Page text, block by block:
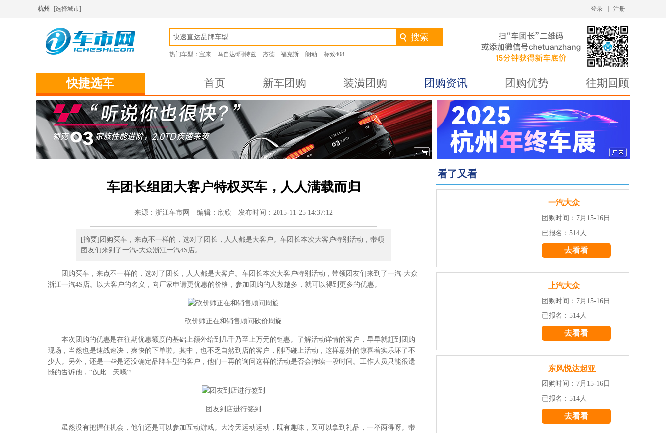
杭州 [选择城市] 注册
登录
热门车型： 宝来 马自达6阿特兹 杰德 福克斯 朗动 标致408
快捷选车 首页 新车团购 装潢团购 团购资讯 团购优势 往期回顾
车团长组团大客户特权买车，人人满载而归
来源：浙江车市网 编辑：欣欣 发布时间：2015-11-25 14:37:12
[摘要]团购买车，来点不一样的，选对了团长，人人都是大客户。车团长本次大客户特别活动，带领
团友们来到了一汽-大众浙江一汽4S店。
团购买车，来点不一样的，选对了团长，人人都是大客户。车团长本次大客户特别活动，带领团友们来到了一汽-大众
浙江一汽4S店。以大客户的名义，向厂家申请更优惠的价格，参加团购的人数越多，就可以得到更多的优惠。
砍价师正在和销售顾问砍价周旋
本次团购的优惠是在往期优惠额度的基础上额外给到几千乃至上万元的钜惠。了解活动详情的客户，早早就赶到团购
现场，当然也是速战速决，爽快的下单啦。其中，也不乏自然到店的客户，刚巧碰上活动，这样意外的惊喜着实乐坏了不
少人。另外，还是一些是还没确定品牌车型的客户，他们一再的询问这样的活动是否会持续一段时间。工作人员只能很遗
憾的告诉他，“仅此一天哦”!
团友到店进行签到
虽然没有把握住机会，他们还是可以参加互动游戏。大冷天运动运动，既有趣味，又可以拿到礼品，一举两得呀。带
看了又看
一汽大众
团购时间：7月15-16日
已报名：514人
去看看
上汽大众
团购时间：7月15-16日
已报名：514人
去看看
东风悦达起亚
团购时间：7月15-16日
已报名：514人
去看看